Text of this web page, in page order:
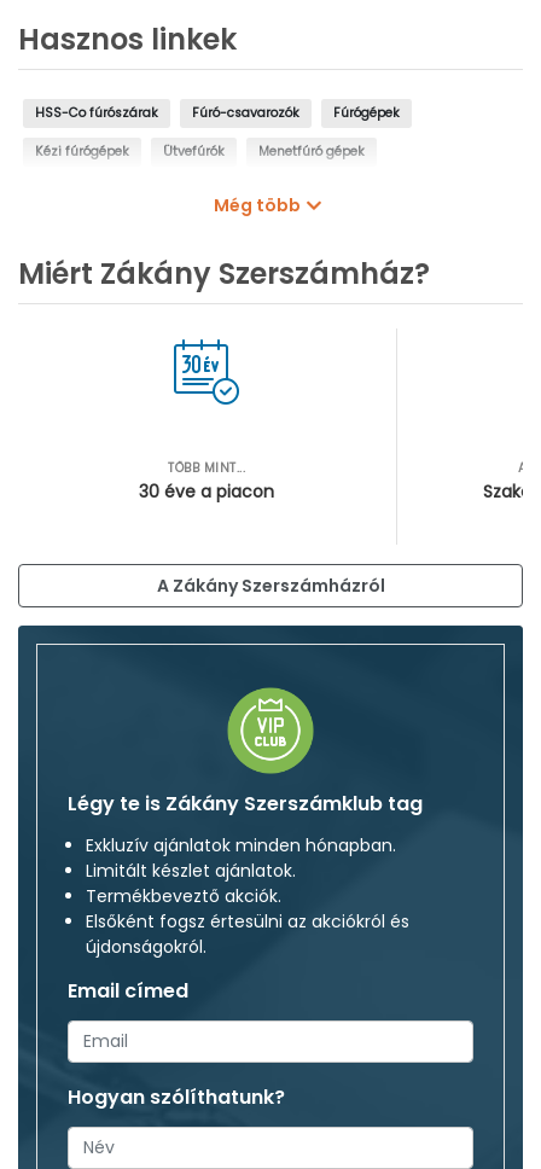
Hasznos linkek
HSS-Co fúrószárak Fúró-csavarozók Fúrógépek
Kézi fúrógépek Ütvefúrók Menetfúró gépek
Még több
Miért Zákány Szerszámház?
TÖBB MINT...
30 éve a piacon
A Zákány Szerszámházról
Légy te is Zákány Szerszámklub tag
Exkluzív ajánlatok minden hónapban.
Limitált készlet ajánlatok.
Termékbeveztő akciók.
Elsőként fogsz értesülni az akciókról és
újdonságokról.
Email címed
Hogyan szólíthatunk?